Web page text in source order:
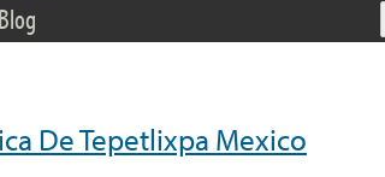
Blog
De Tepetlixpa Mexico